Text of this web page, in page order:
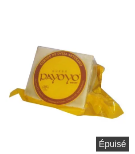
Épuisé